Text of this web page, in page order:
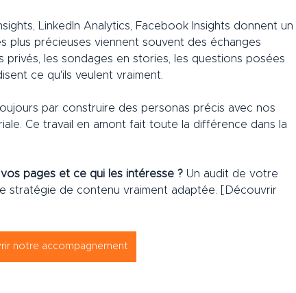
LinkedIn Analytics, Facebook Insights donnent un
plus précieuses viennent souvent des échanges
privés, les sondages en stories, les questions posées
ce qu'ils veulent vraiment.
par construire des personas précis avec nos
Ce travail en amont fait toute la différence dans la
pages et ce qui les intéresse ? Un audit de votre
stratégie de contenu vraiment adaptée. [Découvrir
notre accompagnement